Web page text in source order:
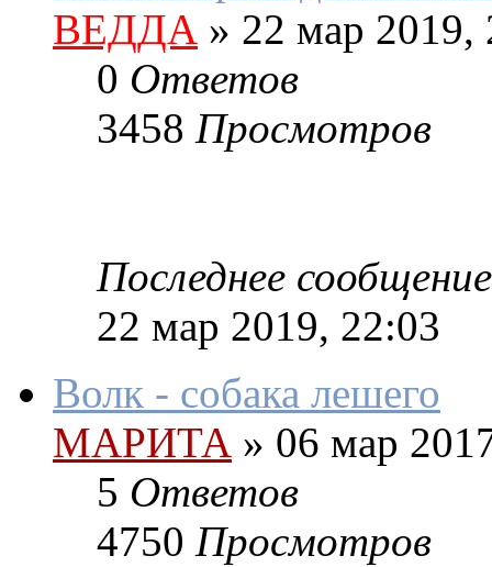
ВЕДДА » 22 мар 2019,
0 Ответов
3458 Просмотров
Последнее сообщение
22 мар 2019, 22:03
Волк - собака лешего
МАРИТА » 06 мар
5 Ответов
4750 Просмотров